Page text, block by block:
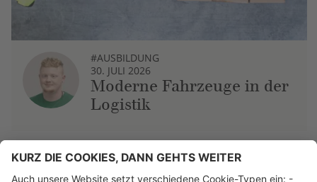
#AUSBILDUNG
30. JULI 2026
Moderne Fahrzeuge in der
Logistik